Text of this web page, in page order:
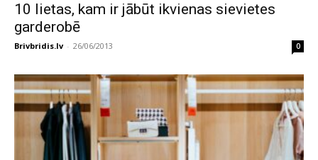
10 lietas, kam ir jābūt ikvienas sievietes
garderobē
Brivbridis.lv - 26/06/2013 0